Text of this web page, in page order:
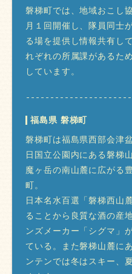
磐梯町では、地域おこし
月１回開催し、隊員同士
る場を提供し情報共有し
れぞれの所属課があるた
しています。
福島県 磐梯町
磐梯町は福島県西部会津
日国立公園内にある磐梯
魔ヶ岳の南山麓に広がる
町。
日本名水百選「磐梯西山
ることから良質な酒の産
ンズメーカー「シグマ」
ている。また磐梯山麓に
ンテンでは冬はスキー、